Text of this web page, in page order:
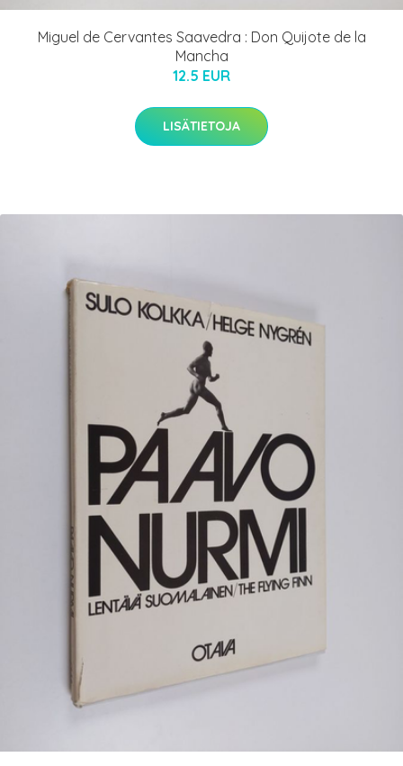
Miguel de Cervantes Saavedra : Don Quijote de la
Mancha
12.5 EUR
LISÄTIETOJA